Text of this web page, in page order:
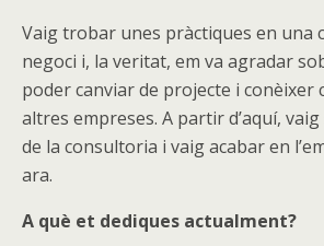
Vaig trobar unes pràctiques en una
negoci i, la veritat, em va agradar
poder canviar de projecte i conèixer
altres empreses. A partir d’aquí,
de la consultoria i vaig acabar en
ara.
A què et dediques actualment?